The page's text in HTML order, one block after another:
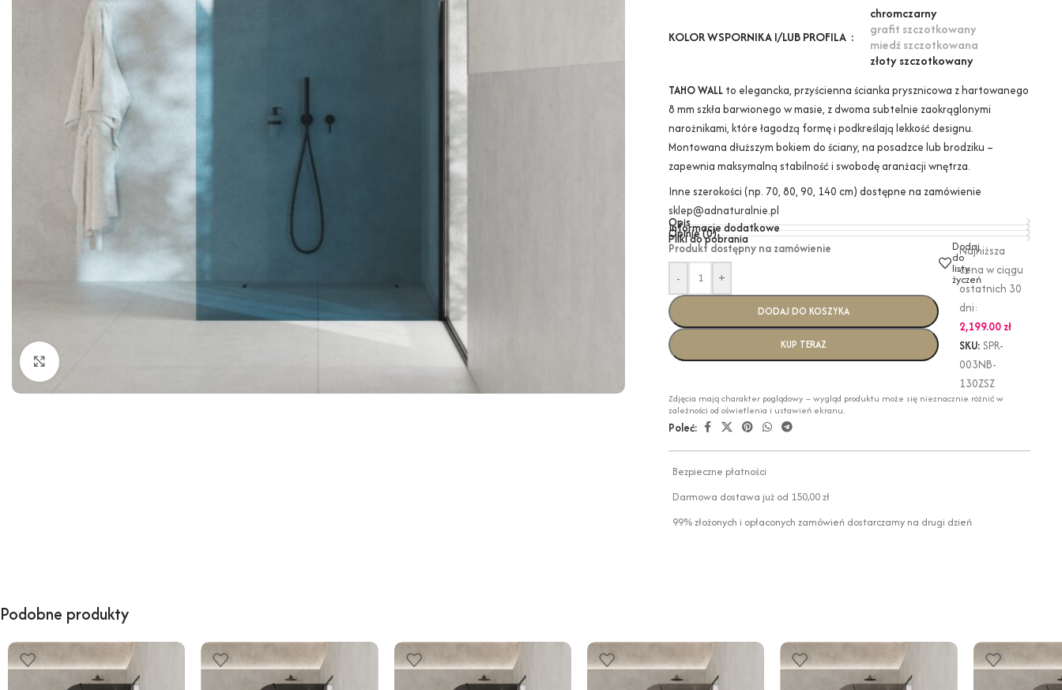
KOLOR WSPORNIKA I/LUB PROFILA
chromczarny
grafit szczotkowany
miedź szczotkowana
złoty szczotkowany
TAHO WALL to elegancka, przyścienna ścianka prysznicowa z hartowanego
8 mm szkła barwionego w masie, z dwoma subtelnie zaokrąglonymi
narożnikami, które łagodzą formę i podkreślają lekkość designu.
Montowana dłuższym bokiem do ściany, na posadzce lub brodziku –
zapewnia maksymalną stabilność i swobodę aranżacji wnętrza.
Inne szerokości (np. 70, 80, 90, 140 cm) dostępne na zamówienie
sklep@adnaturalnie.pl
Opis
Informacje dodatkowe
Opinie (0)
Pliki do pobrania
Produkt dostępny na zamówienie
-
+
DODAJ DO KOSZYKA
KUP TERAZ
Dodaj
do
listy
życzeń
Najniższa
cena w ciągu
ostatnich 30
dni:
2,199.00 zł
SKU:SPR-
003NB-
130ZSZ
Zdjęcia mają charakter poglądowy – wygląd produktu może się nieznacznie różnić w
zależności od oświetlenia i ustawień ekranu.
Poleć:
Bezpieczne płatności
Darmowa dostawa już od 150,00 zł
99% złożonych i opłaconych zamówień dostarczamy na drugi dzień
Podobne produkty